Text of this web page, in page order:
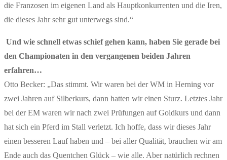
die Franzosen im eigenen Land als Hauptkonkurrenten und die Iren,
die dieses Jahr sehr gut unterwegs sind.“
Und wie schnell etwas schief gehen kann, haben Sie gerade bei
den Championaten in den vergangenen beiden Jahren
erfahren…
Otto Becker: „Das stimmt. Wir waren bei der WM in Herning vor
zwei Jahren auf Silberkurs, dann hatten wir einen Sturz. Letztes Jahr
bei der EM waren wir nach zwei Prüfungen auf Goldkurs und dann
hat sich ein Pferd im Stall verletzt. Ich hoffe, dass wir dieses Jahr
einen besseren Lauf haben und – bei aller Qualität, brauchen wir am
Ende auch das Quentchen Glück – wie alle. Aber natürlich rechnen